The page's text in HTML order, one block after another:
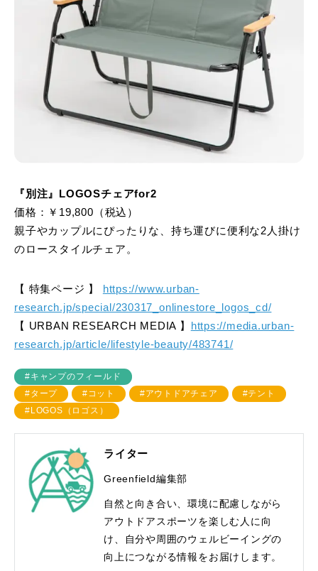
『別注』LOGOSチェアfor2
価格：￥19,800（税込）
親子やカップルにぴったりな、持ち運びに便利な2人掛け
のロースタイルチェア。
【 特集ページ 】
https://www.urban-
research.jp/special/230317_onlinestore_logos_cd/
【 URBAN RESEARCH MEDIA 】
https://media.urban-
research.jp/article/lifestyle-beauty/483741/
#キャンプのフィールド
#タープ
#コット #アウトドアチェア
#テント
#LOGOS（ロゴス）
ライター
Greenfield編集部
自然と向き合い、環境に配慮しながら
アウトドアスポーツを楽しむ人に向
け、自分や周囲のウェルビーイングの
向上につながる情報をお届けします。